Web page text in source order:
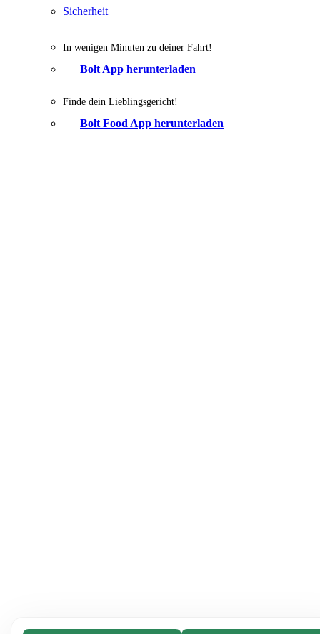
Sicherheit
In wenigen Minuten zu deiner Fahrt!
Bolt App herunterladen
Finde dein Lieblingsgericht!
Bolt Food App herunterladen